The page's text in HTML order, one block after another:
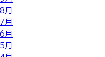
月
月
月
月